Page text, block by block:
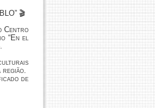
🎬
Centro
“En el
região.
de